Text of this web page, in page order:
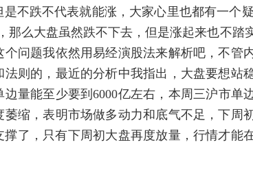
不跌不代表就能涨，大家心里也都有一个
那么大盘虽然跌不下去，但是涨起来也不踏
问题我依然用易经演股法来解析吧，不管
则的，最近的分析中我指出，大盘要想站
量能至少要到6000亿左右，本周三沪市单
缩，表明市场做多动力和底气不足，下周
了，只有下周初大盘再度放量，行情才能